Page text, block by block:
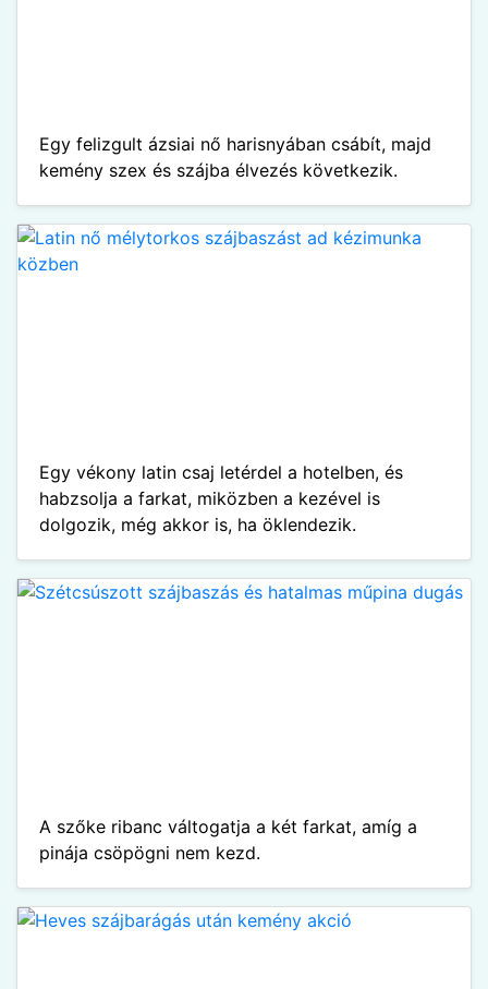
Egy felizgult ázsiai nő harisnyában csábít, majd
kemény szex és szájba élvezés következik.
Egy vékony latin csaj letérdel a hotelben, és
habzsolja a farkat, miközben a kezével is
dolgozik, még akkor is, ha öklendezik.
A szőke ribanc váltogatja a két farkat, amíg a
pinája csöpögni nem kezd.